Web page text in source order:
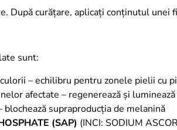
După curățare, aplicați conținutul
sunt:
– echilibru pentru zonele pielii cu
afectate – regenerează și
blochează supraproducția de melanină
(SAP) (INCI: SODIUM